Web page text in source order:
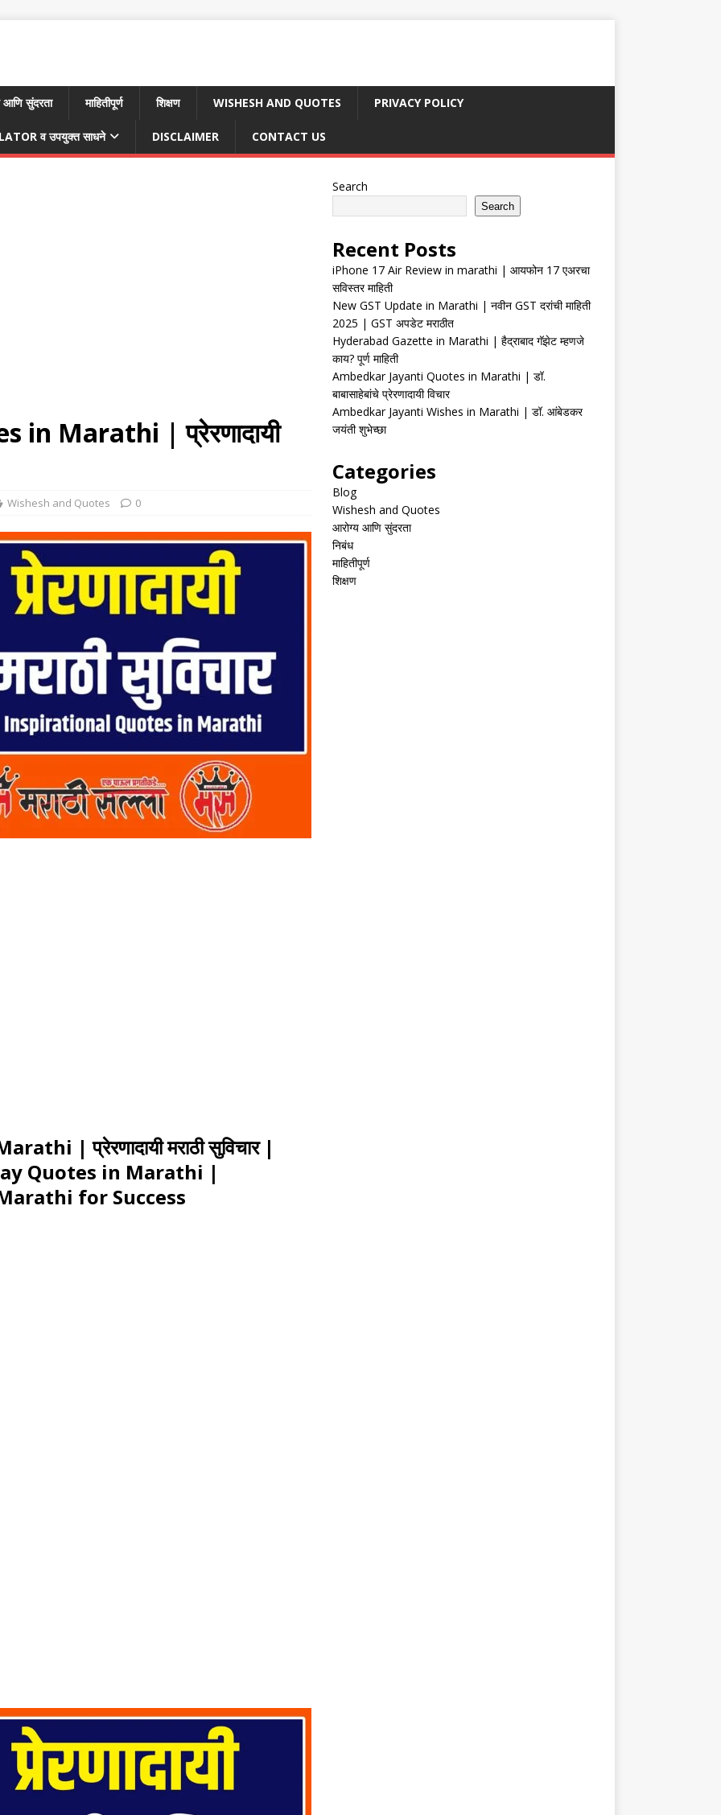
आणि सुंदरता माहितीपूर्ण शिक्षण WISHESH AND QUOTES PRIVACY POLICY
व उपयुक्त साधने DISCLAIMER CONTACT US
Marathi | प्रेरणादायी
Wishesh and Quotes 0
| प्रेरणादायी मराठी सुविचार |
Quotes in Marathi |
for Success
Search
Search
Recent Posts
iPhone 17 Air Review in marathi | आयफोन 17 एअरचा
सविस्तर माहिती
New GST Update in Marathi | नवीन GST दरांची माहिती
2025 | GST अपडेट मराठीत
Hyderabad Gazette in Marathi | हैद्राबाद गॅझेट म्हणजे
काय? पूर्ण माहिती
Ambedkar Jayanti Quotes in Marathi | डॉ.
बाबासाहेबांचे प्रेरणादायी विचार
Ambedkar Jayanti Wishes in Marathi | डॉ. आंबेडकर
जयंती शुभेच्छा
Categories
Blog
Wishesh and Quotes
आरोग्य आणि सुंदरता
निबंध
माहितीपूर्ण
शिक्षण